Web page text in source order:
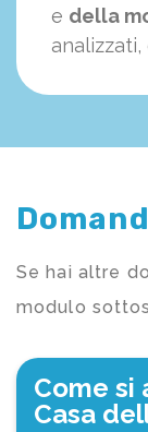
e della
analizzati,
Se hai altre
modulo
Come si
Casa